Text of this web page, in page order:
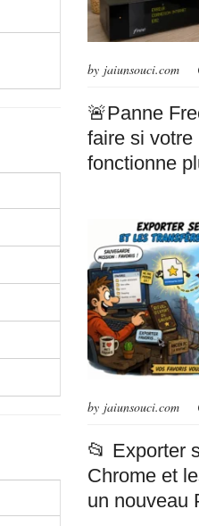
by jaiunsouci.com
🚨Panne
faire si votre
fonctionne
by jaiunsouci.com
📂 Exporter
Chrome et
un nouveau